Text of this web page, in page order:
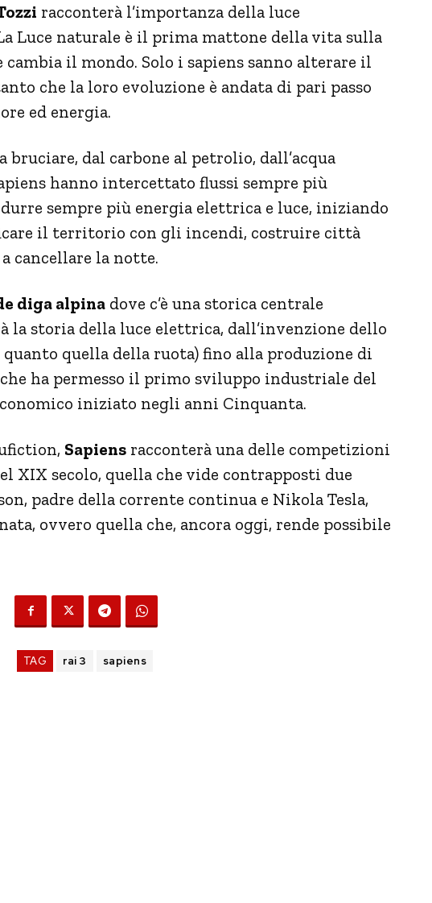
racconterà l’importanza della luce
Luce naturale è il prima mattone della vita sulla
il mondo. Solo i sapiens sanno alterare il
che la loro evoluzione è andata di pari passo
ed energia.
bruciare, dal carbone al petrolio, dall’acqua
hanno intercettato flussi sempre più
sempre più energia elettrica e luce, iniziando
il territorio con gli incendi, costruire città
a cancellare la notte.
diga alpina dove c’è una storica centrale
la storia della luce elettrica, dall’invenzione dello
quella della ruota) fino alla produzione di
ha permesso il primo sviluppo industriale del
iniziato negli anni Cinquanta.
Sapiens racconterà una delle competizioni
secolo, quella che vide contrapposti due
padre della corrente continua e Nikola Tesla,
ovvero quella che, ancora oggi, rende possibile
TAG rai 3 sapiens